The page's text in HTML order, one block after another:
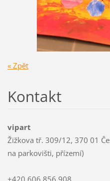
« Zpět
Kontakt
vipart
Žižkova tř. 309/12, 370 01
na parkovišti, přízemí)
+420 606 856 908